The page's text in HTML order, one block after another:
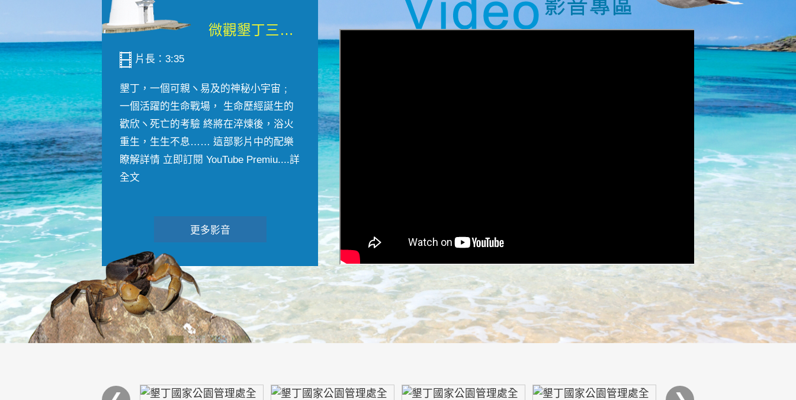
微觀墾丁三部曲 重生....
片長：3:35
墾丁，一個可親ヽ易及的神秘小宇宙﹔
一個活躍的生命戰場， 生命歷經誕生的
歡欣ヽ死亡的考驗 終將在淬煉後，浴火
重生，生生不息…… 這部影片中的配樂
瞭解詳情 立即訂閱 YouTube Premiu....詳
全文
更多影音